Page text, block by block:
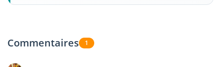
Commentaires 1